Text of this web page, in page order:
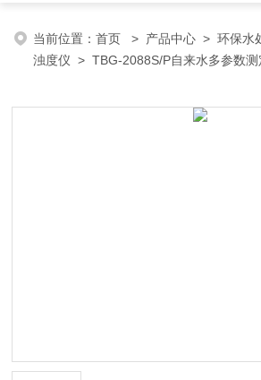
当前位置：首页 > 产品中心 >环保水
浊度仪 > TBG-2088S/P自来水多参数测